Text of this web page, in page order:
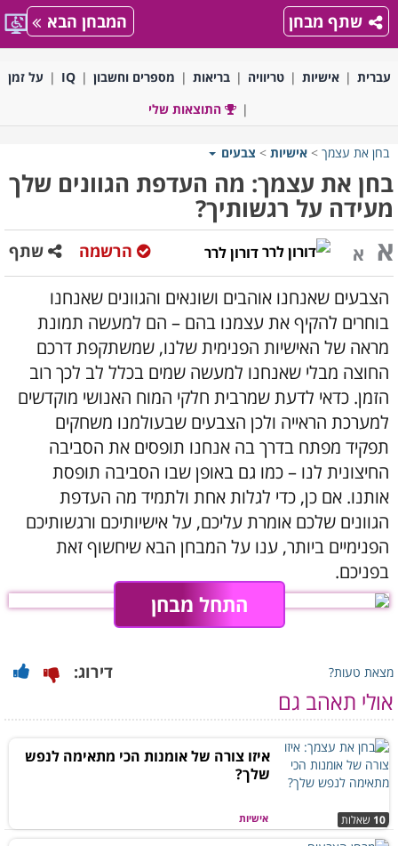
שתף מבחן המבחן הבא
עברית אישיות טריוויה בריאות מספרים וחשבון IQ
על זמן
התוצאות שלי
בחן את עצמך > אישיות > צבעים
בחן את עצמך: מה העדפת הגוונים שלך
מעידה על רגשותיך?
א א דורון לרר שתף הרשמה
הצבעים שאנחנו אוהבים ושונאים והגוונים שאנחנו
בוחרים להקיף את עצמנו בהם – הם למעשה תמונת
מראה של האישיות הפנימית שלנו, שמשתקפת דרכם
החוצה מבלי שאנחנו למעשה שמים בכלל לב לכך רוב
הזמן. כדאי לדעת שמרבית חלקי המוח האנושי מוקדשים
למערכת הראייה ולכן הצבעים שבעולמנו משחקים
תפקיד מפתח בדרך בה אנחנו תופסים את הסביבה
החיצונית לנו – כמו גם באופן שבו הסביבה תופסת
אותנו. אם כן, כדי לגלות אחת ולתמיד מה העדפת
הגוונים שלכם אומרת עליכם, על אישיותיכם ורגשותיכם
הפנימיים ביותר, ענו על המבחן הבא שיחשוף זאת
בפניכם.
התחל מבחן
מצאת טעות? דירוג:
אולי תאהב גם
אישיות 10 שאלות
איזו צורה של אומנות הכי מתאימה לנפש
שלך?